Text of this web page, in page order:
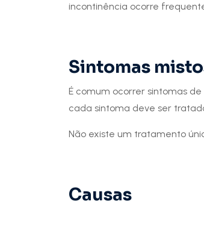
incontinência ocorre
Sintomas
É comum ocorrer sintomas
cada sintoma deve ser
Não existe um tratamento
Causas